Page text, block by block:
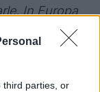
third parties, or
In Europa
ma
Nel calcio